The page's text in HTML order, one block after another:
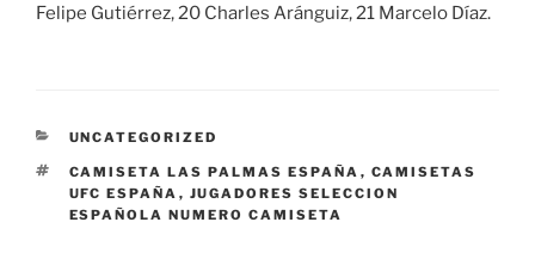
Felipe Gutiérrez, 20 Charles Aránguiz, 21 Marcelo Díaz.
CATEGORÍAS
UNCATEGORIZED
ETIQUETAS
CAMISETA LAS PALMAS ESPAÑA , CAMISETAS
UFC ESPAÑA , JUGADORES SELECCION
ESPAÑOLA NUMERO CAMISETA